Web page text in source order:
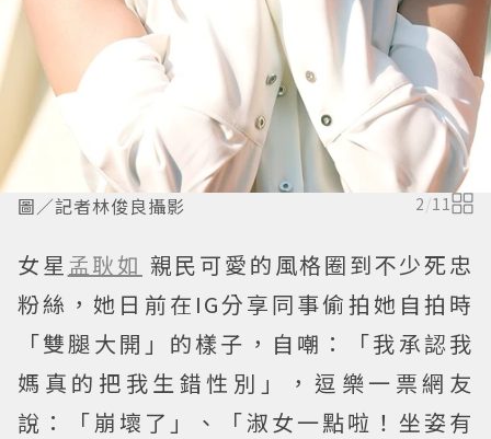
圖／記者林俊良攝影 2 /11
女星 孟耿如 親民可愛的風格圈到不少死忠
粉絲，她日前在IG分享同事偷拍她自拍時
「雙腿大開」的樣子，自嘲：「我承認我
媽真的把我生錯性別」，逗樂一票網友
說：「崩壞了」、「淑女一點啦！坐姿有